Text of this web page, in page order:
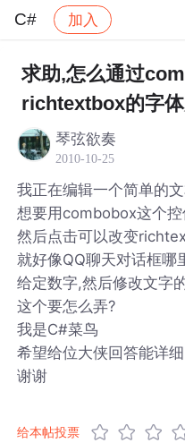
C# 加入
社区 C# 帖子详情
求助,怎么通过
richtextbox的字
琴弦欲奏
2010-10-25
我正在编辑一个简单的
想要用combobox这个
然后点击可以改变
就好像QQ聊天对话框哪
给定数字,然后修改文字
这个要怎么弄?
我是C#菜鸟
希望给位大侠回答能详
谢谢
给本帖投票